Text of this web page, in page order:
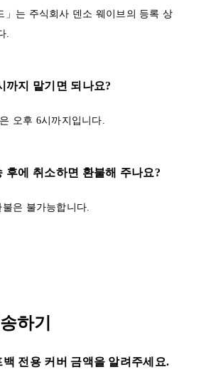
」는 주식회사 덴소 웨이브의 등록 상
.
까지 맡기면 되나요?
오후 6시까지입니다.
후에 취소하면 환불해 주나요?
불은 불가능합니다.
하기
백 전용 커버 금액을 알려주세요.